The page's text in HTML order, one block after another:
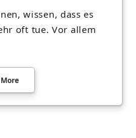
wissen, dass es
oft tue. Vor allem